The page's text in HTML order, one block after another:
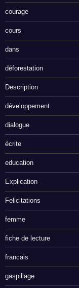
courage
cours
dans
déforestation
Description
développement
dialogue
écrite
education
Explication
Felicitations
femme
fiche de lecture
francais
gaspillage